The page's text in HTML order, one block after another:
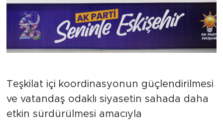
Teşkilat içi koordinasyonun güçlendirilmesi
ve vatandaş odaklı siyasetin sahada daha
etkin sürdürülmesi amacıyla